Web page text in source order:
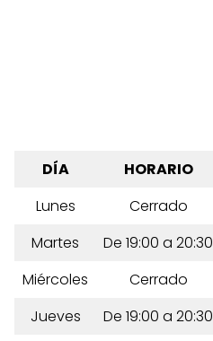
DÍA
HORARIO
Lunes
Cerrado
Martes
De 19:00 a 20:30
Miércoles
Cerrado
Jueves
De 19:00 a 20:30